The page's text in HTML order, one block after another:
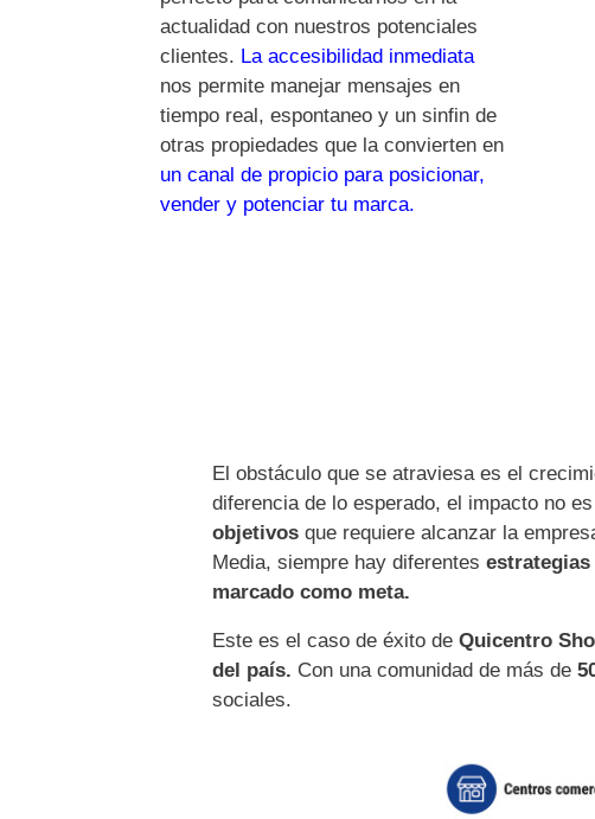
actualidad con nuestros potenciales
clientes. La accesibilidad inmediata
nos permite manejar mensajes en
tiempo real, espontaneo y un sinfin de
otras propiedades que la convierten en
un canal de propicio para posicionar,
vender y potenciar tu marca.
El obstáculo que se atraviesa es el
diferencia de lo esperado, el impacto no
objetivos que requiere alcanzar la
Media, siempre hay diferentes
marcado como meta.
Este es el caso de éxito deQuicentro
del país. Con una comunidad de más de
sociales.